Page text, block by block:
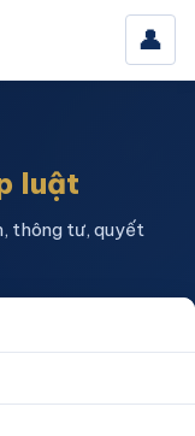
👤
luật
thông tư, quyết